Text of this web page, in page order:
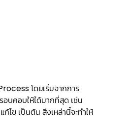
โดยเริ่มจากการ
บคอบให้ได้มากที่สุด เช่น
ข เป็นต้น สิ่งเหล่านี้จะทำให้